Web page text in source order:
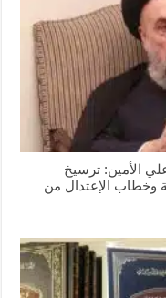
الأمين: ترسيخ
وخطاب الإعتدال من